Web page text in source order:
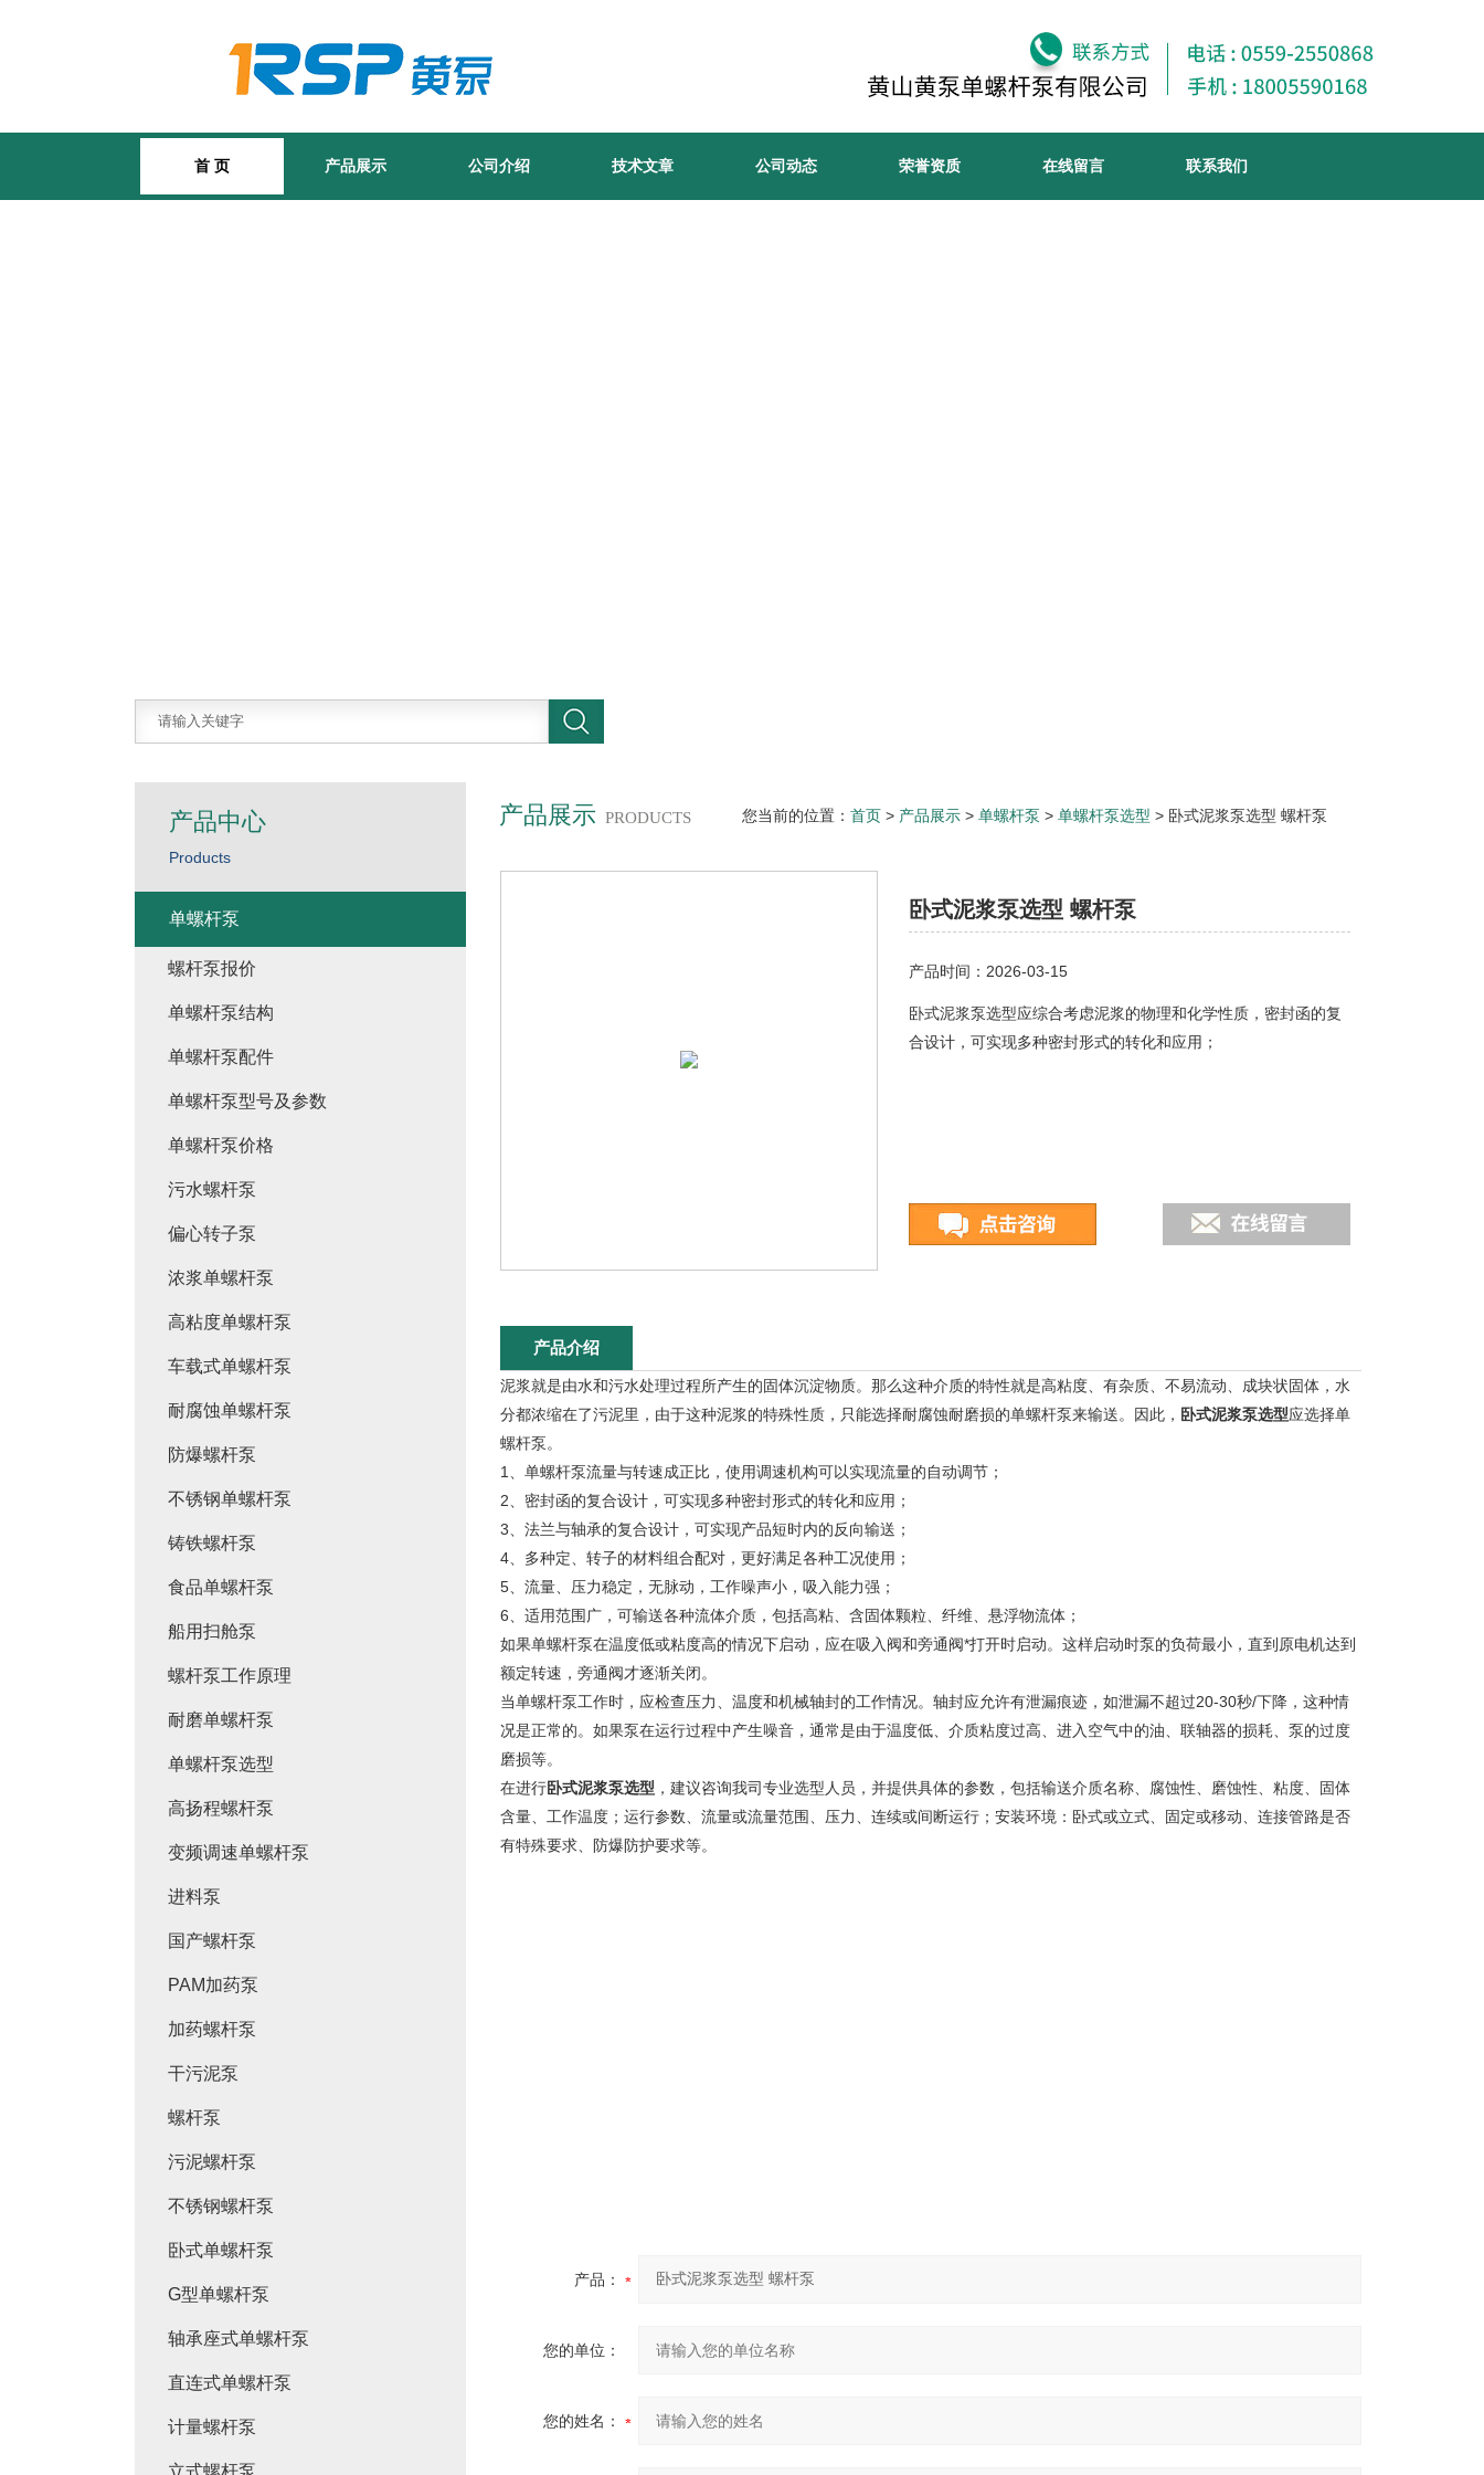
首 页 产品展示 公司介绍 技术文章 公司动态 荣誉资质 在线留言 联系我们
产品展示 PRODUCTS 您当前的位置： 首页 > 产品展示 > 单螺杆泵 > 单螺杆泵选型 > 卧式泥浆泵选型 螺杆泵
卧式泥浆泵选型 螺杆泵
产品时间：2026-03-15
卧式泥浆泵选型应综合考虑泥浆的物理和化学性质，密封函的复
合设计，可实现多种密封形式的转化和应用；
产品介绍
泥浆就是由水和污水处理过程所产生的固体沉淀物质。那么这种介质的特性就是高粘度、有杂质、不易流动、成块状固体，水
分都浓缩在了污泥里，由于这种泥浆的特殊性质，只能选择耐腐蚀耐磨损的单螺杆泵来输送。因此， 卧式泥浆泵选型应选择单
螺杆泵。
1、单螺杆泵流量与转速成正比，使用调速机构可以实现流量的自动调节；
2、密封函的复合设计，可实现多种密封形式的转化和应用；
3、法兰与轴承的复合设计，可实现产品短时内的反向输送；
4、多种定、转子的材料组合配对，更好满足各种工况使用；
5、流量、压力稳定，无脉动，工作噪声小，吸入能力强；
6、适用范围广，可输送各种流体介质，包括高粘、含固体颗粒、纤维、悬浮物流体；
如果单螺杆泵在温度低或粘度高的情况下启动，应在吸入阀和旁通阀*打开时启动。这样启动时泵的负荷最小，直到原电机达到
额定转速，旁通阀才逐渐关闭。
当单螺杆泵工作时，应检查压力、温度和机械轴封的工作情况。轴封应允许有泄漏痕迹，如泄漏不超过20-30秒/下降，这种情
况是正常的。如果泵在运行过程中产生噪音，通常是由于温度低、介质粘度过高、进入空气中的油、联轴器的损耗、泵的过度
磨损等。
在进行卧式泥浆泵选型 ，建议咨询我司专业选型人员，并提供具体的参数，包括输送介质名称、腐蚀性、磨蚀性、粘度、固体
含量、工作温度；运行参数、流量或流量范围、压力、连续或间断运行；安装环境：卧式或立式、固定或移动、连接管路是否
有特殊要求、防爆防护要求等。
产品：
您的单位：
您的姓名：
产品中心
Products
单螺杆泵
螺杆泵报价
单螺杆泵结构
单螺杆泵配件
单螺杆泵型号及参数
单螺杆泵价格
污水螺杆泵
偏心转子泵
浓浆单螺杆泵
高粘度单螺杆泵
车载式单螺杆泵
耐腐蚀单螺杆泵
防爆螺杆泵
不锈钢单螺杆泵
铸铁螺杆泵
食品单螺杆泵
船用扫舱泵
螺杆泵工作原理
耐磨单螺杆泵
单螺杆泵选型
高扬程螺杆泵
变频调速单螺杆泵
进料泵
国产螺杆泵
PAM加药泵
加药螺杆泵
干污泥泵
螺杆泵
污泥螺杆泵
不锈钢螺杆泵
卧式单螺杆泵
G型单螺杆泵
轴承座式单螺杆泵
直连式单螺杆泵
计量螺杆泵
立式螺杆泵